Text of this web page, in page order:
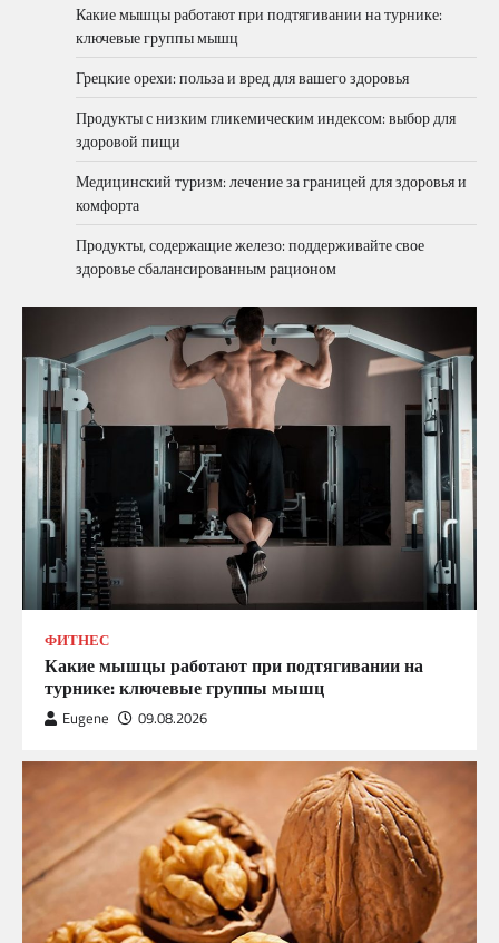
Какие мышцы работают при подтягивании на турнике:
ключевые группы мышц
Грецкие орехи: польза и вред для вашего здоровья
Продукты с низким гликемическим индексом: выбор для
здоровой пищи
Медицинский туризм: лечение за границей для здоровья и
комфорта
Продукты, содержащие железо: поддерживайте свое
здоровье сбалансированным рационом
ФИТНЕС
Какие мышцы работают при подтягивании на
турнике: ключевые группы мышц
Eugene 09.08.2026